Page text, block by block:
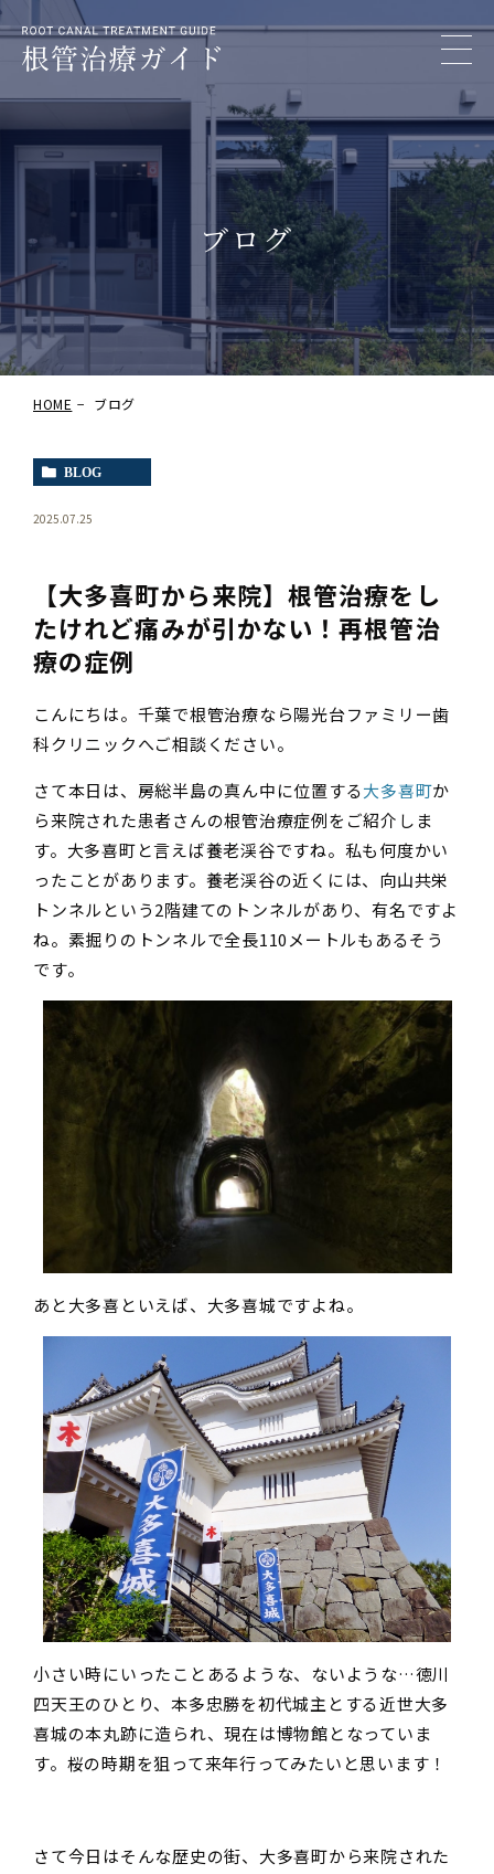
ブログ
HOME ブログ
BLOG
2025.07.25
【大多喜町から来院】根管治療をし
たけれど痛みが引かない！再根管治
療の症例
こんにちは。千葉で根管治療なら陽光台ファミリー歯
科クリニックへご相談ください。
さて本日は、房総半島の真ん中に位置する大多喜町か
ら来院された患者さんの根管治療症例をご紹介しま
す。大多喜町と言えば養老渓谷ですね。私も何度かい
ったことがあります。養老渓谷の近くには、向山共栄
トンネルという2階建てのトンネルがあり、有名ですよ
ね。素掘りのトンネルで全長110メートルもあるそう
です。
あと大多喜といえば、大多喜城ですよね。
小さい時にいったことあるような、ないような…徳川
四天王のひとり、本多忠勝を初代城主とする近世大多
喜城の本丸跡に造られ、現在は博物館となっていま
す。桜の時期を狙って来年行ってみたいと思います！
さて今日はそんな歴史の街、大多喜町から来院された